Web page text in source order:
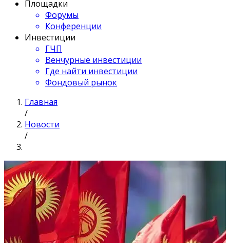
Площадки
Форумы
Конференции
Инвестиции
ГЧП
Венчурные инвестиции
Где найти инвестиции
Фондовый рынок
Главная
/
Новости
/